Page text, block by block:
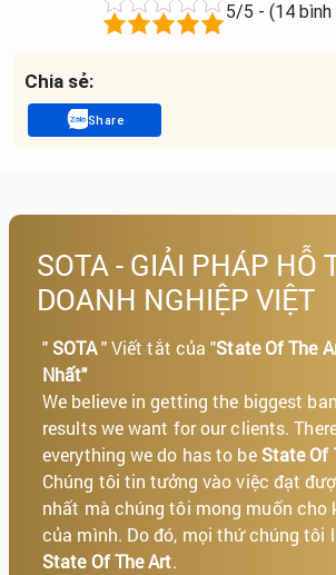
5/5 - (14 bình
Chia sẻ:
Share
SOTA - GIẢI PHÁP HỖ
DOANH NGHIỆP VIỆT
"SOTA" Viết tắt của "State Of The
Nhất"
We believe in getting the biggest
results we want for our clients.
everything we do has to beState Of
Chúng tôi tin tưởng vào việc đạt
nhất mà chúng tôi mong muốn cho
của mình. Do đó, mọi thứ chúng tôi
State Of The Art.